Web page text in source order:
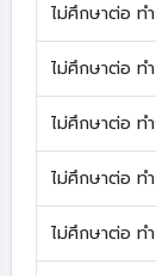
ไม่ศึกษาต่อ ท
ไม่ศึกษาต่อ ท
ไม่ศึกษาต่อ ท
ไม่ศึกษาต่อ ท
ไม่ศึกษาต่อ ท